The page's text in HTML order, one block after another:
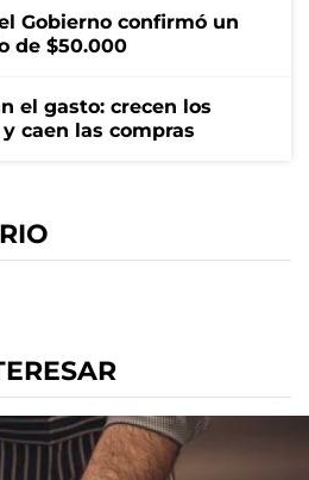
Gobierno confirmó un
de $50.000
el gasto: crecen los
caen las compras